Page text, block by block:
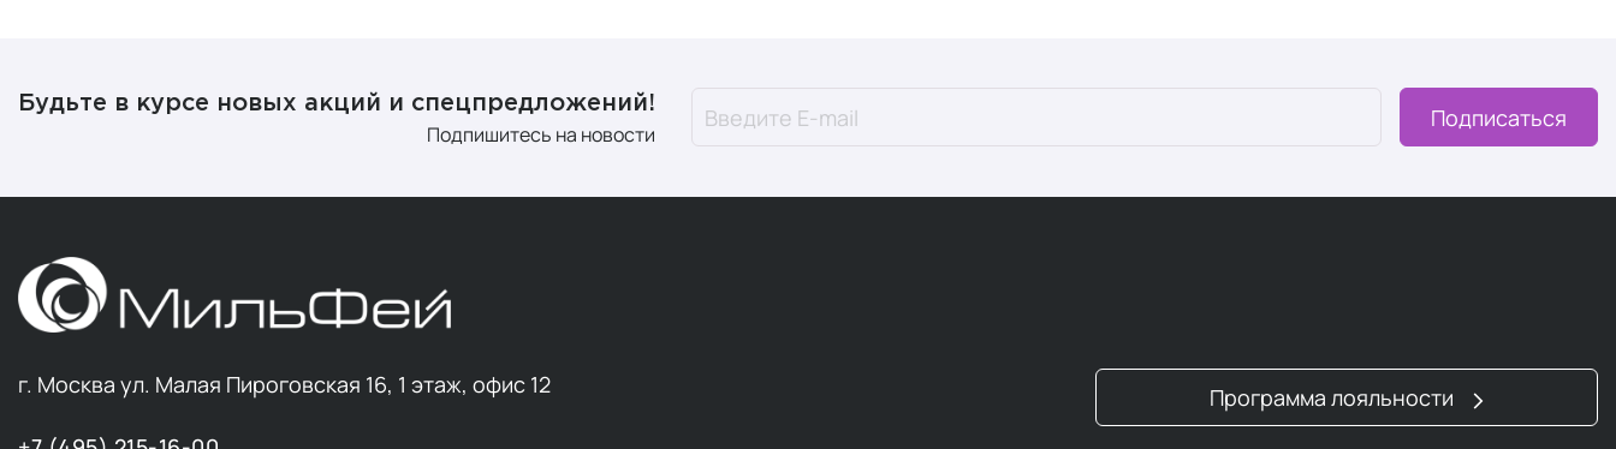
Будьте в курсе новых акций и спецпредложений!
Подпишитесь на новости
Подписаться
г. Москва ул. Малая Пироговская 16, 1 этаж, офис 12 Программа лояльности